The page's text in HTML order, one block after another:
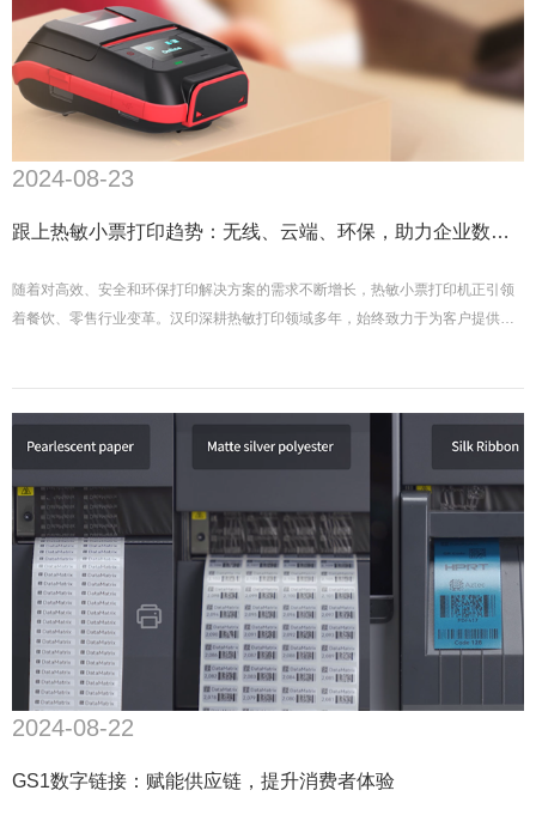
2024-08-23
跟上热敏小票打印趋势：无线、云端、环保，助力企业数字
随着对高效、安全和环保打印解决方案的需求不断增长，热敏小票打印机正引领
着餐饮、零售行业变革。汉印深耕热敏打印领域多年，始终致力于为客户提供高
2024-08-22
GS1数字链接：赋能供应链，提升消费者体验